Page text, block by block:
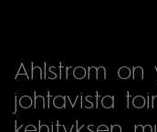
Ahlstrom on
johtavista